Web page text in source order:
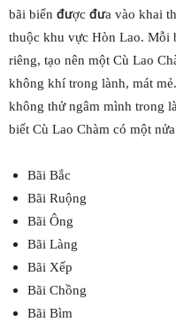
bãi biển được đưa vào khai
thuộc khu vực Hòn Lao. Mỗi
riêng, tạo nên một Cù Lao
không khí trong lành, mát
không thử ngâm mình trong
biết Cù Lao Chàm có một
Bãi Bắc
Bãi Ruộng
Bãi Ông
Bãi Làng
Bãi Xếp
Bãi Chồng
Bãi Bìm